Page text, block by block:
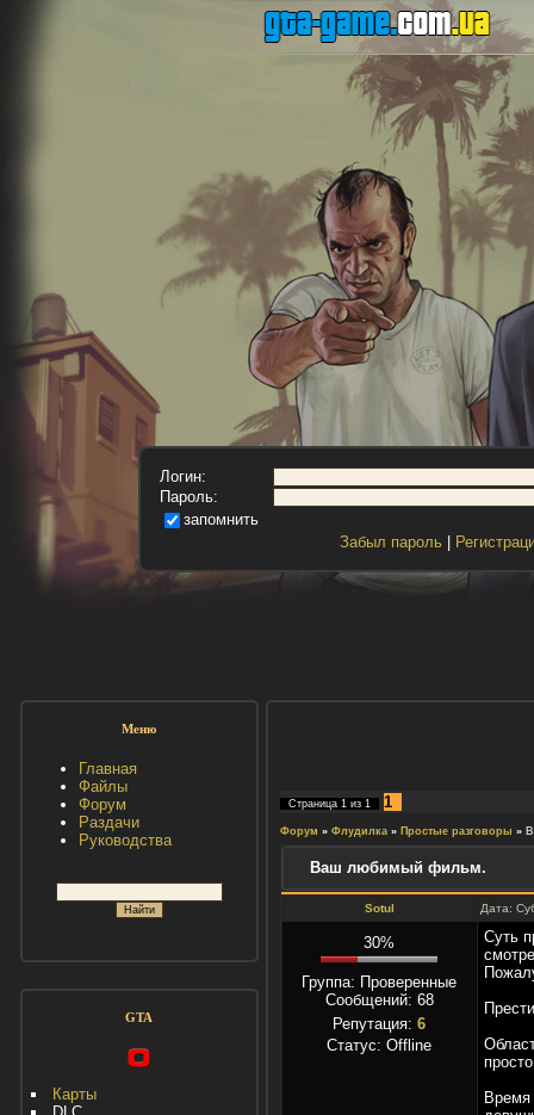
Логин:
Пароль:
запомнить
Забыл пароль|
Меню
Главная
Файлы
Форум
Раздачи
Руководства
GTA
Карты
Страница 1из 1 1
Форум » Флудилка » Простые разговоры »
Ваш любимый фильм.
Sotul Дата:
30%
Группа: Проверенные
Сообщений: 68
Репутация: 6
Статус: Offline
Суть
Время